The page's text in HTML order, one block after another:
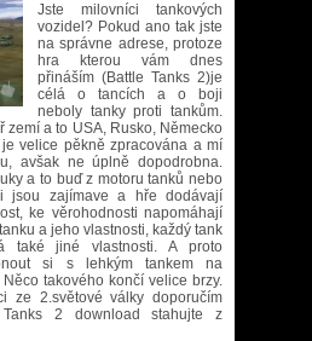
Jste milovníci tankových
vozidel? Pokud ano tak jste
na správne adrese, protoze
hra kterou vám dnes
přináším (Battle Tanks 2)je
célá o tancích a o boji
neboly tanky proti tankům.
zemí a to USA, Rusko, Německo
velice pěkně zpracována a mí
avšak ne úplně dopodrobna.
a to buď z motoru tanků nebo
jsou zajímave a hře dodávají
ke věrohodnosti napomáhají
a jeho vlastnosti, každý tank
také jiné vlastnosti. A proto
si s lehkým tankem na
takového končí velice brzy.
ze 2.světové války doporučím
2 download stahujte z